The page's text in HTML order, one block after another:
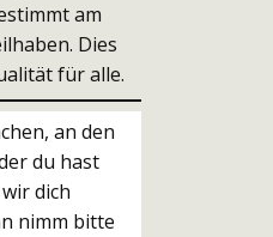
am
Dies
für alle.
an den
du hast
dich
nimm bitte